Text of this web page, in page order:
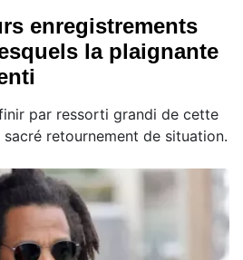
enregistrements
la plaignante
par ressorti grandi de cette
retournement de situation.